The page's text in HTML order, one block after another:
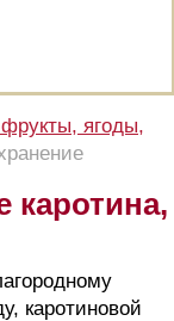
ягоды,
каротина,
каротиновой